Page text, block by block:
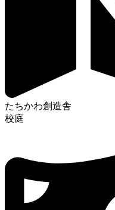
たちかわ創造舎
校庭